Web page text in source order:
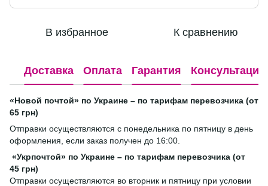
В избранное К сравнению
Доставка Оплата Гарантия Консультация
«Новой почтой» по Украине – по тарифам перевозчика (от
65 грн)
Отправки осуществляются с понедельника по пятницу в день
оформления, если заказ получен до 16:00.
«Укрпочтой» по Украине – по тарифам перевозчика (от
45 грн)
Отправки осуществляются во вторник и пятницу при условии